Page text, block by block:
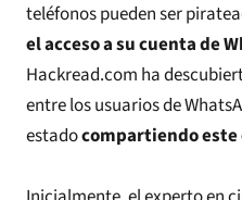
teléfonos pueden ser
el acceso a su cuenta de
Hackread.com ha
entre los usuarios de
estadocompartiendo este